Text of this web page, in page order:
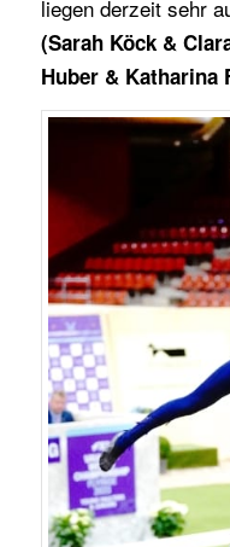
liegen derzeit sehr
(Sarah Köck &
Huber & Katharina